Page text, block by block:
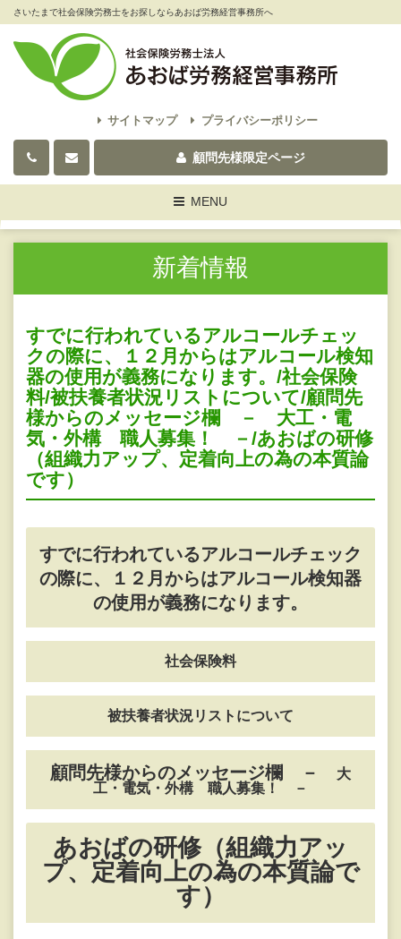
さいたまで社会保険労務士をお探しならあおば労務経営事務所へ
サイトマップ プライバシーポリシー
顧問先様限定ページ
Toggle
navigation
MENU
新着情報
すでに行われているアルコールチェッ
クの際に、１２月からはアルコール検知
器の使用が義務になります。/社会保険
料/被扶養者状況リストについて/顧問先
様からのメッセージ欄 － 大工・電
気・外構 職人募集！ －/あおばの研修
（組織力アップ、定着向上の為の本質論
です）
すでに行われているアルコールチェック
の際に、１２月からはアルコール検知器
の使用が義務になります。
社会保険料
被扶養者状況リストについて
顧問先様からのメッセージ欄 －
大
工・電気・外構 職人募集！ －
あおばの研修（組織力アッ
プ、定着向上の為の本質論で
す）